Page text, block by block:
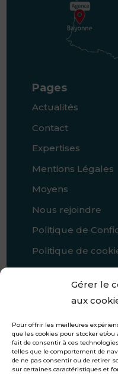
Gérer le
aux
Pour offrir les meilleures
que les cookies pour stocker et/
fait de consentir à ces
telles que le comportement de
de ne pas consentir ou de retirer
sur certaines caractéristiques et
Pages
Actualités
Contact
Expertises
Mentions Légales
Moyens
Nous rejoindre
Politique de
Politique de
Présentation
Références